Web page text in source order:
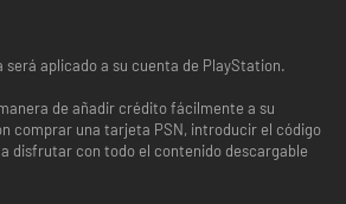
aplicado a su cuenta de PlayStation.
de añadir crédito fácilmente a su
comprar una tarjeta PSN, introducir el código
disfrutar con todo el contenido descargable